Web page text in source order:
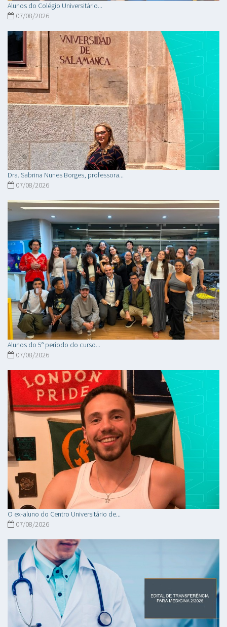
Alunos do Colégio Universitário...
07/08/2026
Dra. Sabrina Nunes Borges, professora...
07/08/2026
Alunos do 5° período do curso...
07/08/2026
O ex-aluno do Centro Universitário de...
07/08/2026